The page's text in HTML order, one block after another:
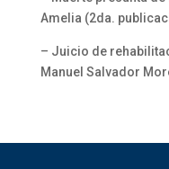
Amelia (2da.
– Juicio de
Manuel Salvador